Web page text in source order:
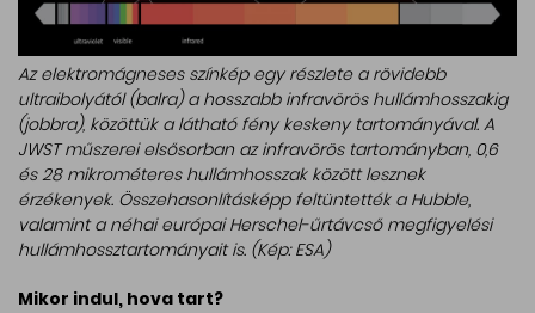
Az elektromágneses színkép egy részlete a rövidebb
ultraibolyától (balra) a hosszabb infravörös hullámhosszakig
(jobbra), közöttük a látható fény keskeny tartományával. A
JWST műszerei elsősorban az infravörös tartományban, 0,6
és 28 mikrométeres hullámhosszak között lesznek
érzékenyek. Összehasonlításképp feltüntették a Hubble,
valamint a néhai európai Herschel-űrtávcső megfigyelési
hullámhossztartományait is. (Kép: ESA)
Mikor indul, hova tart?